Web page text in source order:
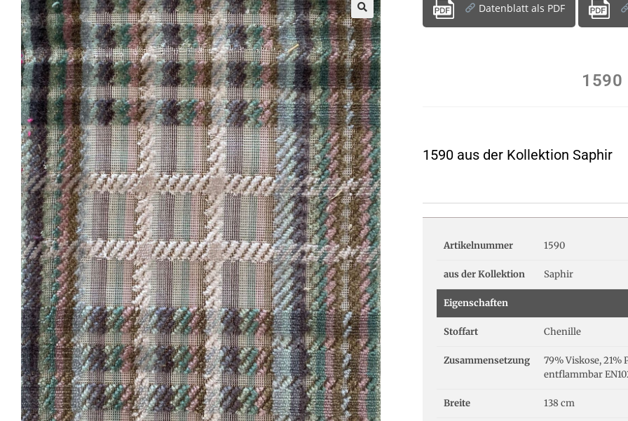
Datenblatt als PDF
1590
1590 aus der Kollektion Saphir
Artikelnummer 1590
aus der Kollektion Saphir
Eigenschaften
Stoffart Chenille
Zusammensetzung
79% Viskose, 21%
entflammbar
Breite 138 cm